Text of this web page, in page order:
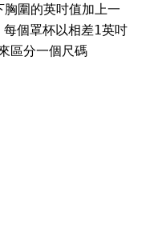
圍的英吋值加上一
個罩杯以相差1英吋
區分一個尺碼